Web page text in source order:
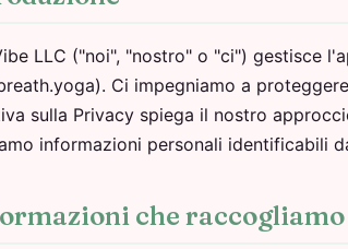
LLC ("noi", "nostro" o "ci") gestisce
Ci impegniamo a
sulla Privacy spiega il nostro
informazioni personali identificabili
che raccogliamo